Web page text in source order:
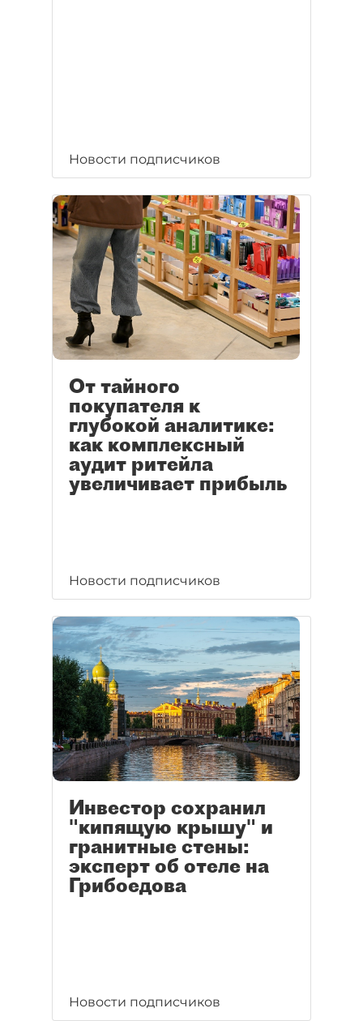
Новости подписчиков
От тайного
покупателя к
глубокой аналитике:
как комплексный
аудит ритейла
увеличивает прибыль
Новости подписчиков
Инвестор сохранил
"кипящую крышу" и
гранитные стены:
эксперт об отеле на
Грибоедова
Новости подписчиков